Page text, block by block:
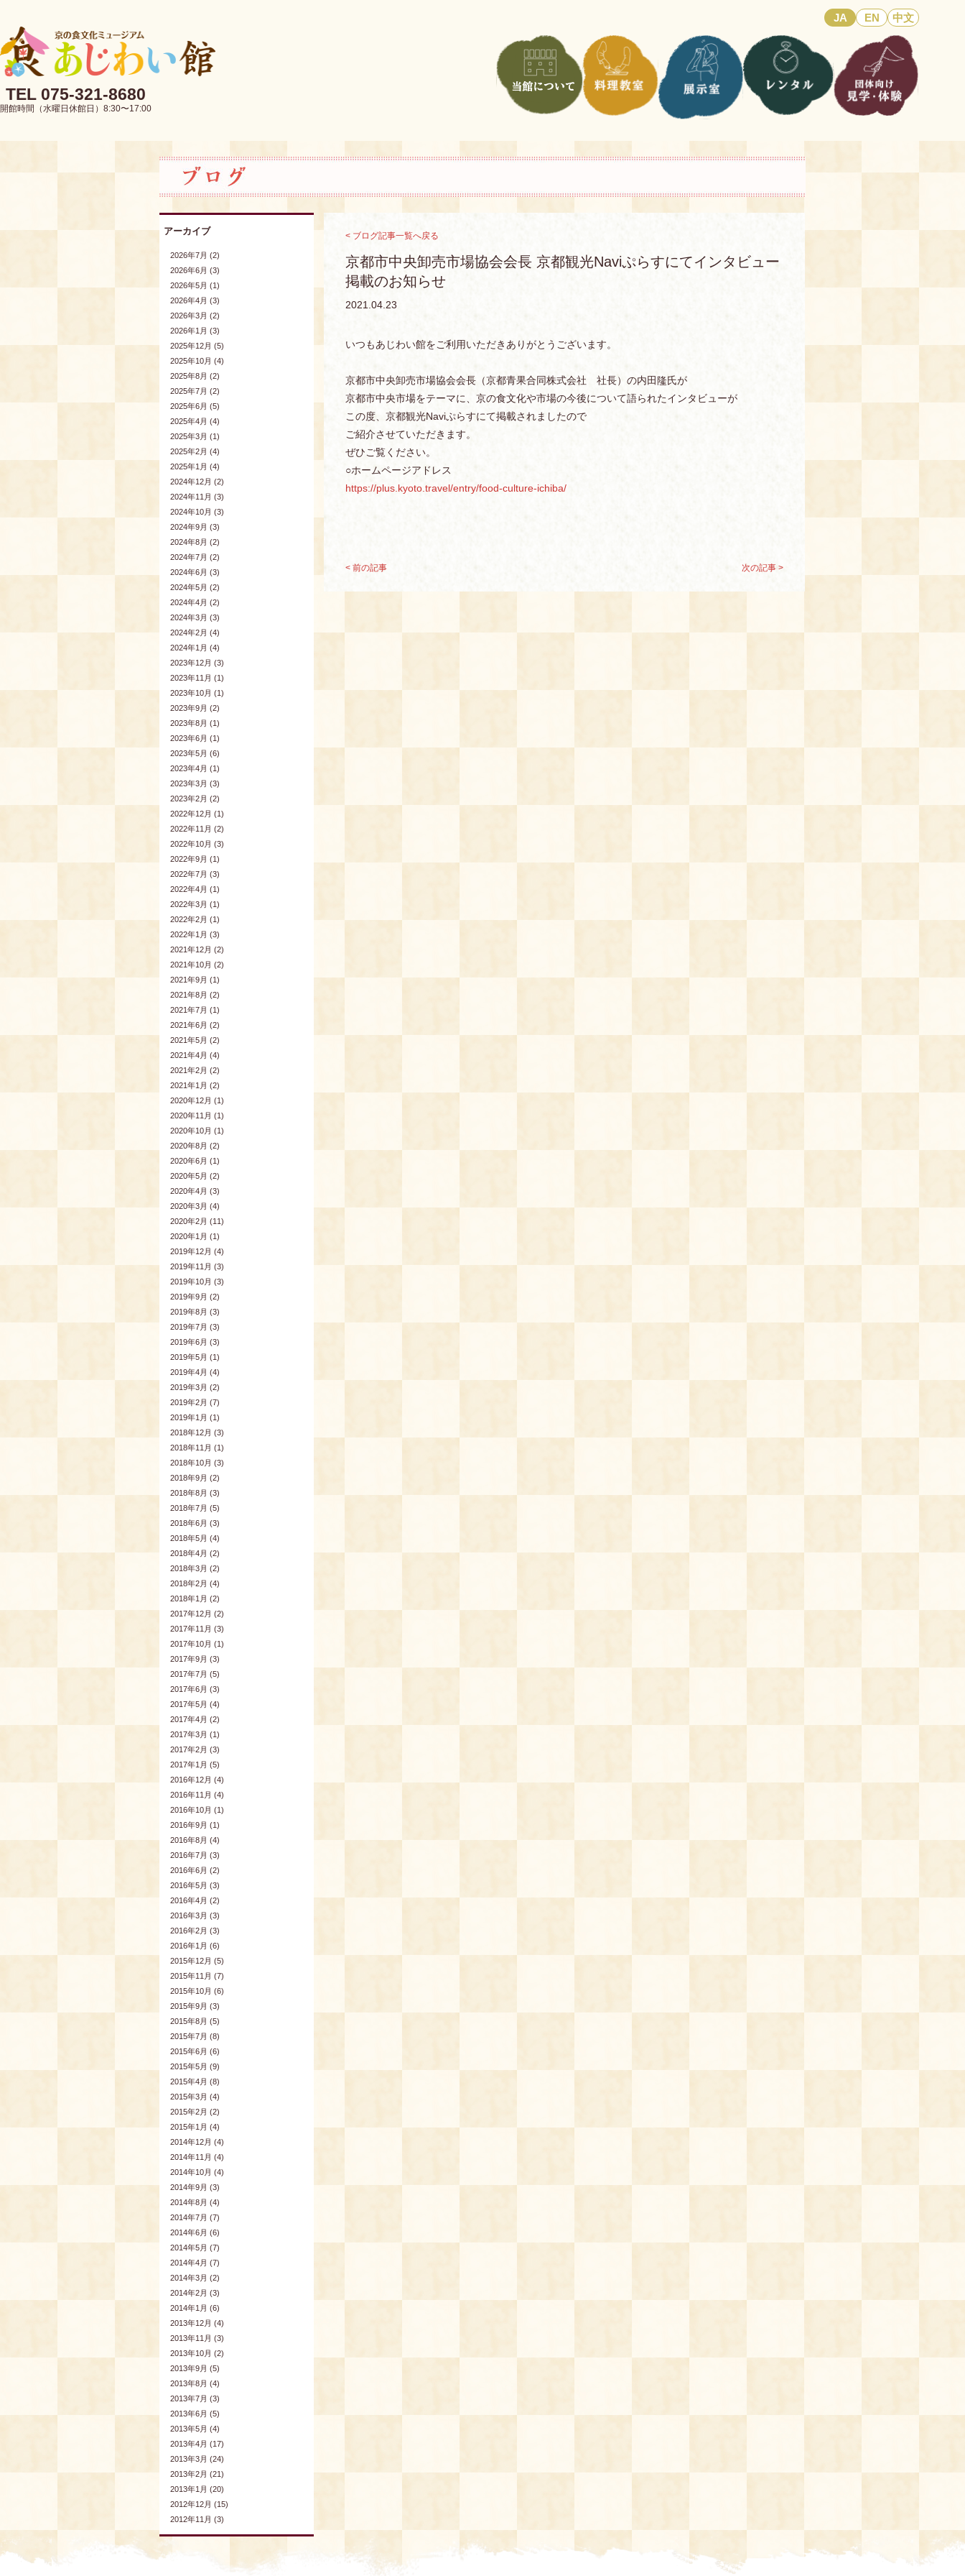
JA EN 中文
TEL 075-321-8680
開館時間（水曜日休館日）8:30〜17:00
アーカイブ
2026年7月 (2)
2026年6月 (3)
2026年5月 (1)
2026年4月 (3)
2026年3月 (2)
2026年1月 (3)
2025年12月 (5)
2025年10月 (4)
2025年8月 (2)
2025年7月 (2)
2025年6月 (5)
2025年4月 (4)
2025年3月 (1)
2025年2月 (4)
2025年1月 (4)
2024年12月 (2)
2024年11月 (3)
2024年10月 (3)
2024年9月 (3)
2024年8月 (2)
2024年7月 (2)
2024年6月 (3)
2024年5月 (2)
2024年4月 (2)
2024年3月 (3)
2024年2月 (4)
2024年1月 (4)
2023年12月 (3)
2023年11月 (1)
2023年10月 (1)
2023年9月 (2)
2023年8月 (1)
2023年6月 (1)
2023年5月 (6)
2023年4月 (1)
2023年3月 (3)
2023年2月 (2)
2022年12月 (1)
2022年11月 (2)
2022年10月 (3)
2022年9月 (1)
2022年7月 (3)
2022年4月 (1)
2022年3月 (1)
2022年2月 (1)
2022年1月 (3)
2021年12月 (2)
2021年10月 (2)
2021年9月 (1)
2021年8月 (2)
2021年7月 (1)
2021年6月 (2)
2021年5月 (2)
2021年4月 (4)
2021年2月 (2)
2021年1月 (2)
2020年12月 (1)
2020年11月 (1)
2020年10月 (1)
2020年8月 (2)
2020年6月 (1)
2020年5月 (2)
2020年4月 (3)
2020年3月 (4)
2020年2月 (11)
2020年1月 (1)
2019年12月 (4)
2019年11月 (3)
2019年10月 (3)
2019年9月 (2)
2019年8月 (3)
2019年7月 (3)
2019年6月 (3)
2019年5月 (1)
2019年4月 (4)
2019年3月 (2)
2019年2月 (7)
2019年1月 (1)
2018年12月 (3)
2018年11月 (1)
2018年10月 (3)
2018年9月 (2)
2018年8月 (3)
2018年7月 (5)
2018年6月 (3)
2018年5月 (4)
2018年4月 (2)
2018年3月 (2)
2018年2月 (4)
2018年1月 (2)
2017年12月 (2)
2017年11月 (3)
2017年10月 (1)
2017年9月 (3)
2017年7月 (5)
2017年6月 (3)
2017年5月 (4)
2017年4月 (2)
2017年3月 (1)
2017年2月 (3)
2017年1月 (5)
2016年12月 (4)
2016年11月 (4)
2016年10月 (1)
2016年9月 (1)
2016年8月 (4)
2016年7月 (3)
2016年6月 (2)
2016年5月 (3)
2016年4月 (2)
2016年3月 (3)
2016年2月 (3)
2016年1月 (6)
2015年12月 (5)
2015年11月 (7)
2015年10月 (6)
2015年9月 (3)
2015年8月 (5)
2015年7月 (8)
2015年6月 (6)
2015年5月 (9)
2015年4月 (8)
2015年3月 (4)
2015年2月 (2)
2015年1月 (4)
2014年12月 (4)
2014年11月 (4)
2014年10月 (4)
2014年9月 (3)
2014年8月 (4)
2014年7月 (7)
2014年6月 (6)
2014年5月 (7)
2014年4月 (7)
2014年3月 (2)
2014年2月 (3)
2014年1月 (6)
2013年12月 (4)
2013年11月 (3)
2013年10月 (2)
2013年9月 (5)
2013年8月 (4)
2013年7月 (3)
2013年6月 (5)
2013年5月 (4)
2013年4月 (17)
2013年3月 (24)
2013年2月 (21)
2013年1月 (20)
2012年12月 (15)
2012年11月 (3)
< ブログ記事一覧へ戻る
京都市中央卸売市場協会会長 京都観光Naviぷらすにてインタビュー
掲載のお知らせ
2021.04.23
いつもあじわい館をご利用いただきありがとうございます。
京都市中央卸売市場協会会長（京都青果合同株式会社 社長）の内田隆氏が
京都市中央市場をテーマに、京の食文化や市場の今後について語られたインタビューが
この度、京都観光Naviぷらすにて掲載されましたので
ご紹介させていただきます。
ぜひご覧ください。
○ホームページアドレス
https://plus.kyoto.travel/entry/food-culture-ichiba/
< 前の記事 次の記事 >